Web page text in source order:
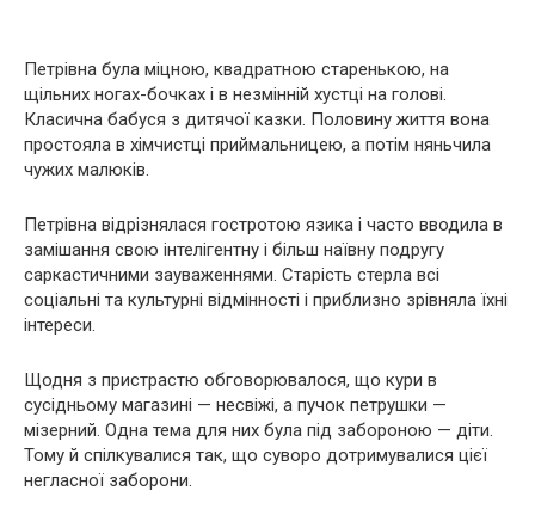
Петрівна була міцною, квадратною старенькою, на
щільних ногах-бочках і в незмінній хустці на голові.
Класична бабуся з дитячої казки. Половину життя вона
простояла в хімчистці приймальницею, а потім няньчила
чужих малюків.
Петрівна відрізнялася гостротою язика і часто вводила в
замішання свою інтелігентну і більш наївну подругу
саркастичними зауваженнями. Старість стерла всі
соціальні та культурні відмінності і приблизно зрівняла їхні
інтереси.
Щодня з пристрастю обговорювалося, що кури в
сусідньому магазині — несвіжі, а пучок петрушки —
мізерний. Одна тема для них була під забороною — діти.
Тому й спілкувалися так, що суворо дотримувалися цієї
негласної заборони.